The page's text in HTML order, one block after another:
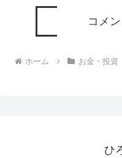
コメ
ホーム お金・投資
ひ